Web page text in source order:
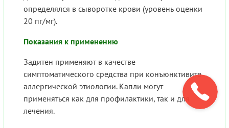
определялся в сыворотке крови (уровень оценки
20 пг/мг).
Показания к применению
Задитен применяют в качестве
симптоматического средства при конъюнктивите
аллергической этиологии. Капли могут
применяться как для профилактики, так и для
лечения.